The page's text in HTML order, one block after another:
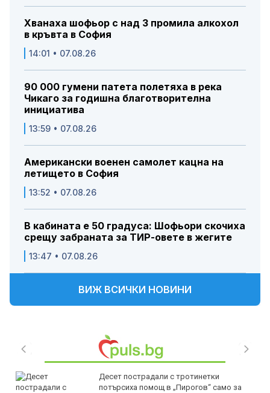
Хванаха шофьор с над 3 промила алкохол
в кръвта в София
14:01 • 07.08.26
90 000 гумени патета полетяха в река
Чикаго за годишна благотворителна
инициатива
13:59 • 07.08.26
Американски военен самолет кацна на
летището в София
13:52 • 07.08.26
В кабината е 50 градуса: Шофьори скочиха
срещу забраната за ТИР-овете в жегите
13:47 • 07.08.26
ВИЖ ВСИЧКИ НОВИНИ
Десет пострадали с тротинетки
потърсиха помощ в „Пирогов“ само за